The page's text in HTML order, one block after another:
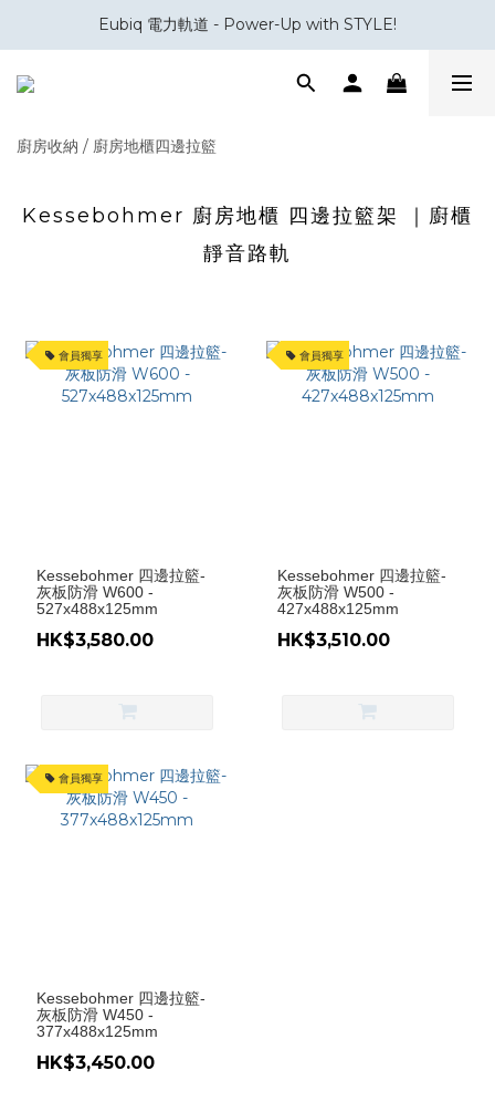
會員積分換領百佳 HK$50 購物禮券
Eubiq 電力軌道 - Power-Up with STYLE!
會員積分換領百佳 HK$50 購物禮券
廚房收納 / 廚房地櫃四邊拉籃
Kessebohmer 廚房地櫃 四邊拉籃架 ｜廚櫃
靜音路軌
會員獨享
Kessebohmer 四邊拉籃-
灰板防滑 W600 -
527x488x125mm
HK$3,580.00
會員獨享
Kessebohmer 四邊拉籃-
灰板防滑 W500 -
427x488x125mm
HK$3,510.00
會員獨享
Kessebohmer 四邊拉籃-
灰板防滑 W450 -
377x488x125mm
HK$3,450.00